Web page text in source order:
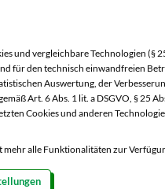
0800 00 333 52
Besucht uns
auch auf Facebook
Besucht uns
auch auf Instagram
und vergleichbare Technologien (§
für den technisch einwandfreien
Auswertung, der
Art. 6 Abs. 1 lit. a DSGVO, §
Cookies und anderen
mehr alle Funktionalitäten zur